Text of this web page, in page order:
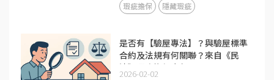
瑕疵擔保
隱藏瑕疵
是否有【驗屋專法】？與驗屋標準
合約及法規有何關聯？來自《民
法》瑕疵擔保責任？
2026-02-02